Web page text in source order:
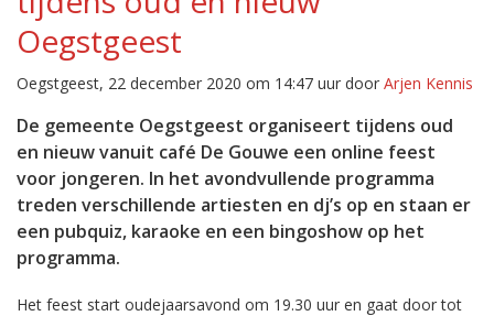
Oegstgeest
Oegstgeest, 22 december 2020 om 14:47 uur door Arjen Kennis
De gemeente Oegstgeest organiseert tijdens oud
en nieuw vanuit café De Gouwe een online feest
voor jongeren. In het avondvullende programma
treden verschillende artiesten en dj’s op en staan er
een pubquiz, karaoke en een bingoshow op het
programma.
Het feest start oudejaarsavond om 19.30 uur en gaat door tot